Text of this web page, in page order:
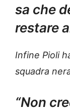
sa che
restare
Infine Pioli
squadra
“Non